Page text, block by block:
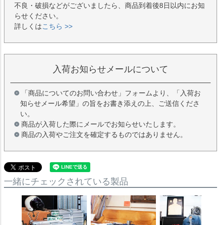
不良・破損などがございましたら、商品到着後8日以内にお知
らせください。
詳しくはこちら >>
入荷お知らせメールについて
「商品についてのお問い合わせ」フォームより、「入荷お
知らせメール希望」の旨をお書き添えの上、ご送信くださ
い。
商品が入荷した際にメールでお知らせいたします。
商品の入荷やご注文を確定するものではありません。
一緒にチェックされている製品